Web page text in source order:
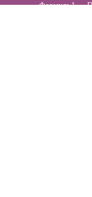
Формула 1